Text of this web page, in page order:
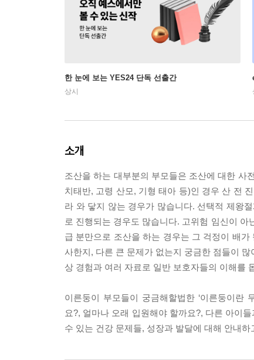
한 눈에 보는 YES24 단독 선출간
상시
소개
조산을 하는 대부분의 부모들은 조산에 대한 사
치태반, 고령 산모, 기형 태아 등)인 경우 산 전
라 와 닿지 않는 경우가 많습니다. 선택적 제왕
로 진행되는 경우도 많습니다. 고위험 임신이
급 분만으로 조산을 하는 경우는 그 걱정이 배
사한지, 다른 큰 문제가 없는지 궁금한 점들이
상 경험과 여러 자료로 일반 보호자들의 이해를
이른둥이 부모들이 궁금해할법한 ‘이른둥이란
요?, 얼마나 오래 입원해야 할까요?, 다른 아이
수 있는 건강 문제들, 성장과 발달에 대해 안내하